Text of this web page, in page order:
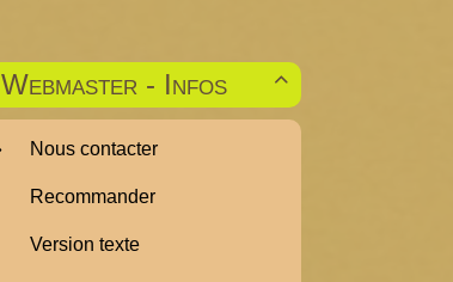

Webmaster - Infos
Nous contacter
Recommander
Version texte